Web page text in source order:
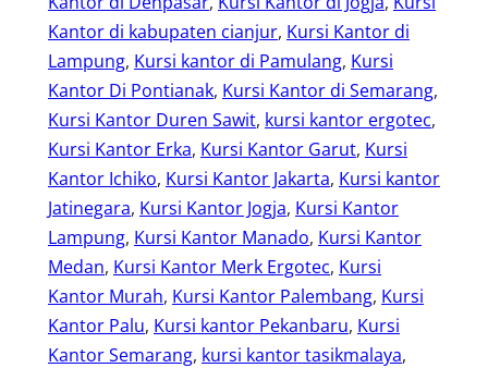
Kantor di kabupaten cianjur, Kursi Kantor di
Lampung, Kursi kantor di Pamulang, Kursi
Kantor Di Pontianak, Kursi Kantor di Semarang
Kursi Kantor Duren Sawit, kursi kantor ergotec
Kursi Kantor Erka, Kursi Kantor Garut, Kursi
Kantor Ichiko, Kursi Kantor Jakarta, Kursi kantor
Jatinegara, Kursi Kantor Jogja, Kursi Kantor
Lampung, Kursi Kantor Manado, Kursi Kantor
Medan, Kursi Kantor Merk Ergotec, Kursi
Kantor Murah, Kursi Kantor Palembang, Kursi
Kantor Palu, Kursi kantor Pekanbaru, Kursi
Kantor Semarang, kursi kantor tasikmalaya